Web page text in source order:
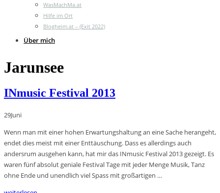
WasMachMa.at
Hilfe im Ort
Blogheim.at – (Exit 2022)
Über mich
Jarunsee
INmusic Festival 2013
29Juni
Wenn man mit einer hohen Erwartungshaltung an eine Sache herangeht,
endet dies meist mit einer Enttäuschung. Dass es allerdings auch
andersrum ausgehen kann, hat mir das INmusic Festival 2013 gezeigt. Es
waren fünf absolut geniale Festival Tage mit jeder Menge Musik, Tanz
ohne Ende und unendlich viel Spass mit großartigen …